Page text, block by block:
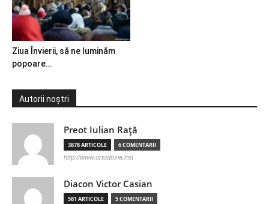
Ziua Învierii, să ne luminăm
popoare…
Autorii noștri
Preot Iulian Raţă
3878 ARTICOLE 6 COMENTARII
http://www.ortodoxia.md
Diacon Victor Casian
581 ARTICOLE 5 COMENTARII